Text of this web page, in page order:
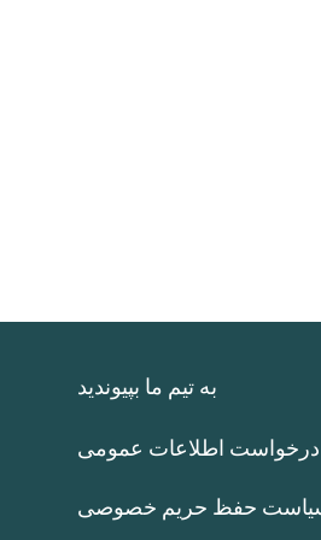
به تیم ما بپیوندید
اطلاعات عمومی
حفظ حریم خصوصی